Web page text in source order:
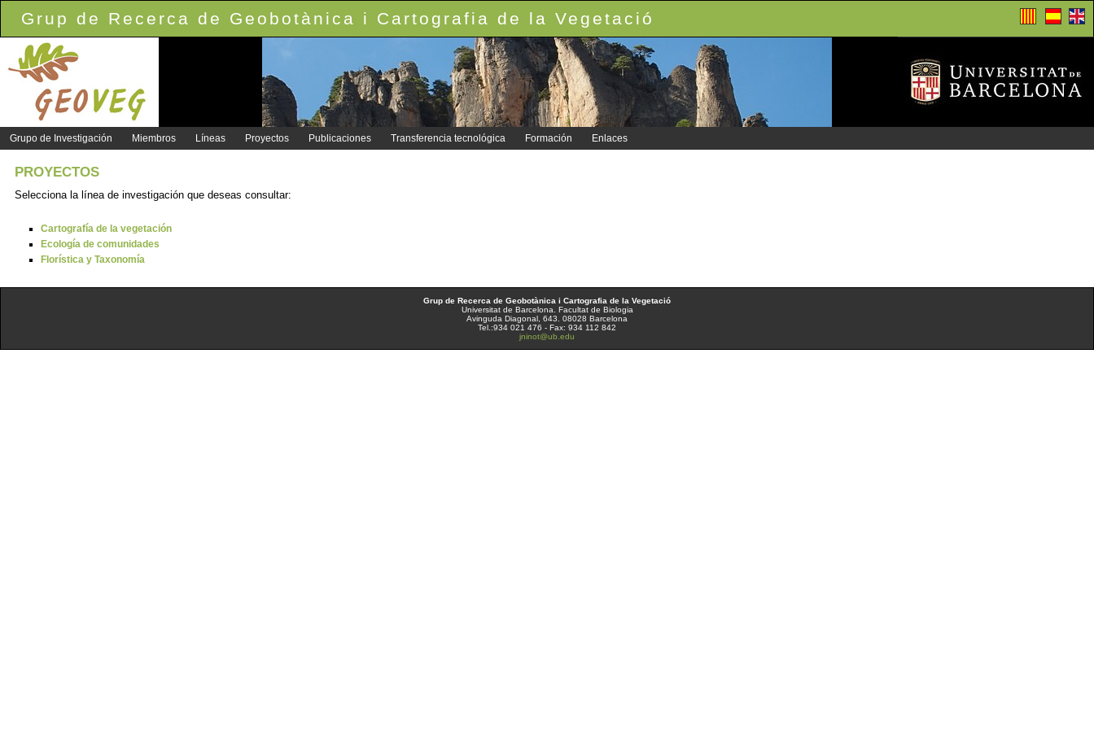
Grup de Recerca de Geobotànica i Cartografia de la Vegetació
Grupo de Investigación Miembros Líneas Proyectos Publicaciones Transferencia tecnológica Formación Enlaces
PROYECTOS
Selecciona la línea de investigación que deseas consultar:
Cartografía de la vegetación
Ecología de comunidades
Florística y Taxonomía
Grup de Recerca de Geobotànica i Cartografia de la Vegetació
Universitat de Barcelona. Facultat de Biologia
Avinguda Diagonal, 643. 08028 Barcelona
Tel.:934 021 476 - Fax: 934 112 842
jninot@ub.edu